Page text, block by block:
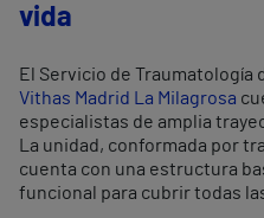
vida
El Servicio de Traumatología
Vithas Madrid La Milagrosa
especialistas de amplia
La unidad, conformada por
cuenta con una estructura
funcional para cubrir todas